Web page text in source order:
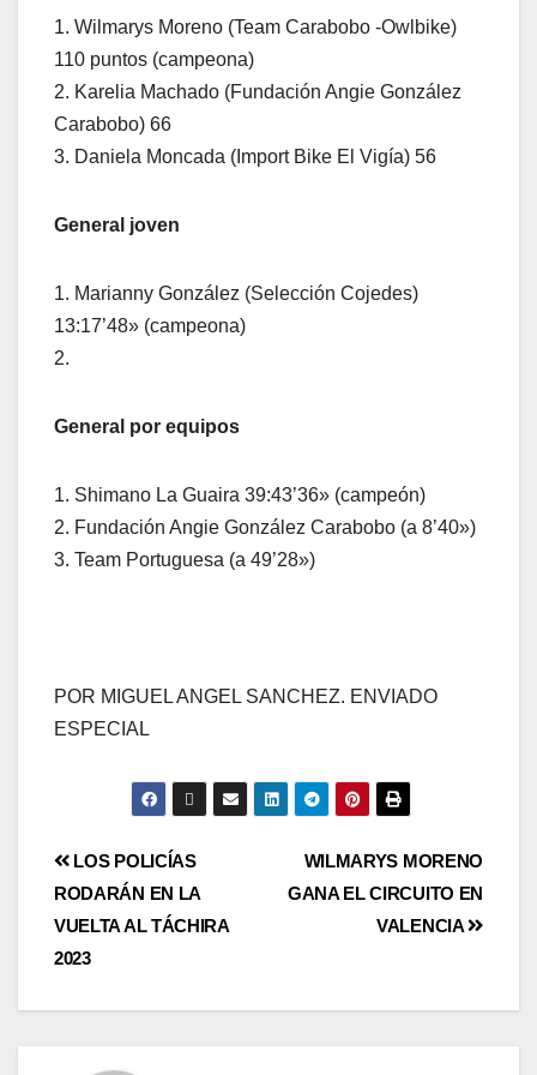
1. Wilmarys Moreno (Team Carabobo -Owlbike)
110 puntos (campeona)
2. Karelia Machado (Fundación Angie González
Carabobo) 66
3. Daniela Moncada (Import Bike El Vigía) 56
General joven
1. Marianny González (Selección Cojedes)
13:17’48» (campeona)
2.
General por equipos
1. Shimano La Guaira 39:43’36» (campeón)
2. Fundación Angie González Carabobo (a 8’40»)
3. Team Portuguesa (a 49’28»)
POR MIGUEL ANGEL SANCHEZ. ENVIADO
ESPECIAL
WILMARYS MORENO
GANA EL CIRCUITO EN
VALENCIA
LOS POLICÍAS
RODARÁN EN LA
VUELTA AL TÁCHIRA
2023